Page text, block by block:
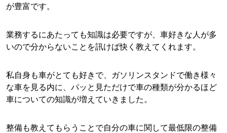
が豊富です。
業務するにあたっても知識は必要ですが、車好きな人が多
いので分からないことを訊けば快く教えてくれます。
私自身も車がとても好きで、ガソリンスタンドで働き様々
な車を見る内に、パッと見ただけで車の種類が分かるほど
車についての知識が増えていきました。
整備も教えてもらうことで自分の車に関して最低限の整備